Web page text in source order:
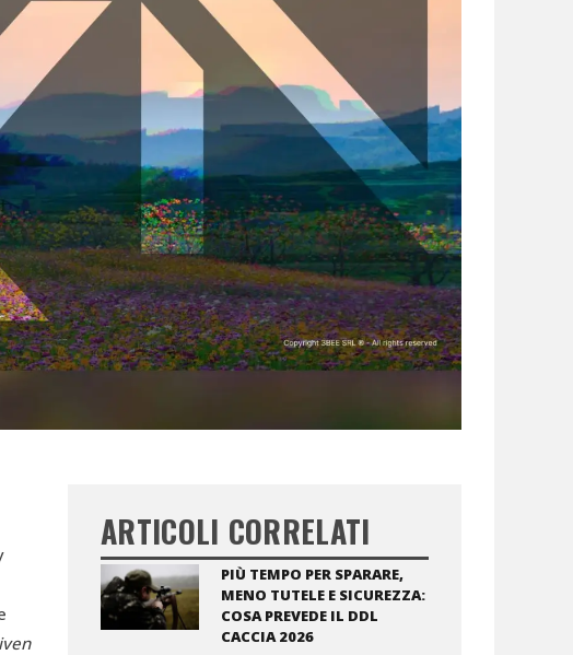
ARTICOLI CORRELATI
PIÙ TEMPO PER SPARARE,
MENO TUTELE E SICUREZZA:
COSA PREVEDE IL DDL
CACCIA 2026